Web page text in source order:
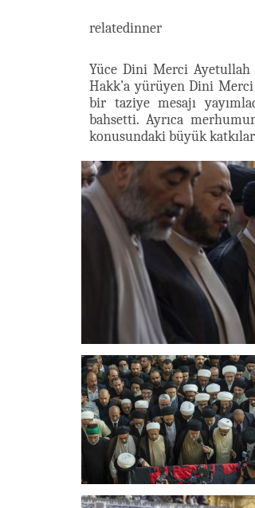
relatedinner
Yüce Dini Merci
Hakk’a yürüyen Dini Merci
bir taziye mesajı
bahsetti. Ayrıca
konusundaki büyük